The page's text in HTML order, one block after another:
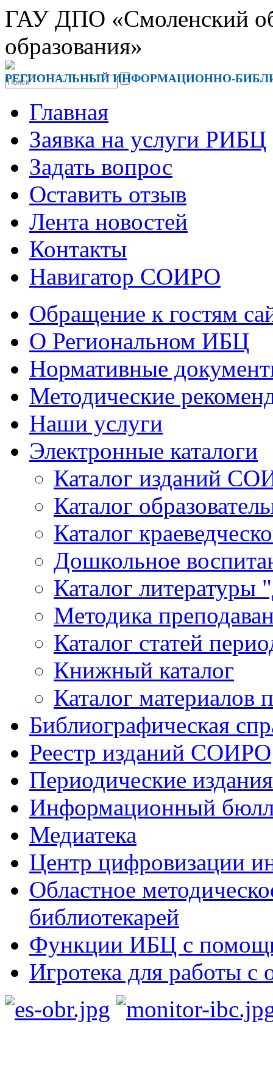
ГАУ ДПО «Смоленский
образования»
РЕГИОНАЛЬНЫЙ ИНФОРМАЦИОННО-
Главная
Заявка на услуги РИБЦ
Задать вопрос
Оставить отзыв
Лента новостей
Контакты
Навигатор СОИРО
Обращение к гостям
О Региональном ИБЦ
Нормативные
Методические
Наши услуги
Электронные каталоги
Каталог изданий
Каталог
Каталог
Дошкольное
Каталог литературы
Методика
Каталог статей
Книжный каталог
Каталог материалов
Библиографическая
Реестр изданий СОИРО
Периодические
Информационный
Медиатека
Центр цифровизации
Областное
библиотекарей
Функции ИБЦ с
Игротека для работы